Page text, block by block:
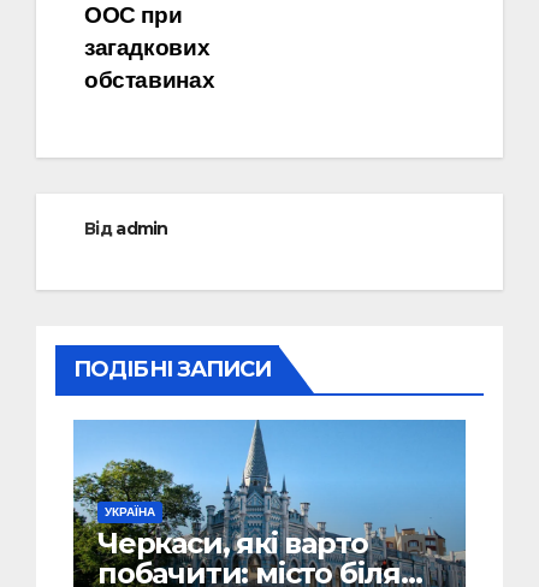
ООС при
загадкових
обставинах
Відadmin
ПОДІБНІ ЗАПИСИ
УКРАЇНА
Черкаси, які варто
побачити: місто біля